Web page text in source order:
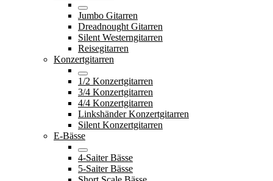
Jumbo Gitarren
Dreadnought Gitarren
Silent Westerngitarren
Reisegitarren
Konzertgitarren
1/2 Konzertgitarren
3/4 Konzertgitarren
4/4 Konzertgitarren
Linkshänder Konzertgitarren
Silent Konzertgitarren
E-Bässe
4-Saiter Bässe
5-Saiter Bässe